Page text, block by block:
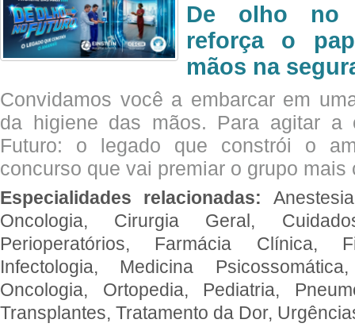
De olho no
reforça o
mãos na
Convidamos você a embarcar em
da higiene das mãos. Para agitar a
Futuro: o legado que constrói o
concurso que vai premiar o grupo mais
Especialidades relacionadas:
Oncologia, Cirurgia Geral,
Perioperatórios, Farmácia Clínica,
Infectologia, Medicina
Oncologia, Ortopedia, Pediatria,
Transplantes, Tratamento da Dor,